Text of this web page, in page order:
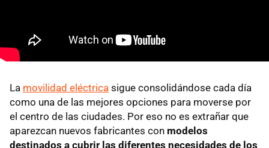
La movilidad eléctrica sigue consolidándose cada día
como una de las mejores opciones para moverse por
el centro de las ciudades. Por eso no es extrañar que
aparezcan nuevos fabricantes con modelos
destinados a cubrir las diferentes necesidades de los